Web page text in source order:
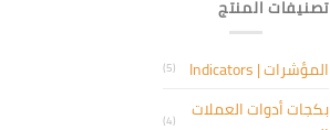
تصنيفات المنتج
المؤشرات | Indicators (5)
بكجات أدوات العملات
(4)